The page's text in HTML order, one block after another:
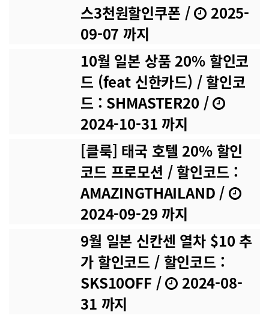
받을 수 있으며, 다음과 같이 2개를 추가로
받을 수 있습니다. (30일마다 1개의 쿠폰코
드 지급) 예약 확정 후 자동으로 계정에 쿠폰
팩이 지급됩니다. (이메일로 예약확정 메일
전송) 최소 구매 금액 : 쿠폰 코드당 JPY 10,
000 유효기간 : 14일 후 만료. 앱에서만 사용
가능. 일본 여행 올인원 쿠폰팩 프로모션 페
이지로 이동하시면, 할인 상세정보를 확인하
실 수 있습니다.
기간 : 60일 후 만료. 앱에서만 사용 가능. TH
B 150 할인 (1개) 태국 유심 & 와이파이 TH
B 150 할인 (앱 전용) 예약 확정 후 자동으로
계정에 쿠폰팩이 지급됩니다. (이메일로 예
약확정 메일 전송) 유효기간 : 60일 후 만료.
앱에서만 사용 가능. 8% 할인 (1개) 태국 렌
터카 8% 할인 (앱 전용) 예약 확정 후 자동으
로 계정에 쿠폰팩이 지급됩니다. (이메일로
예약확정 메일 전송) 최대 할인 금액 : THB 5
00 유효기간 : 60일 후 만료. 앱에서만 사용
가능. THB 100 할인 (1개) 태국 프라이빗 공
항 이동 서비스 THB 100 할인 (앱 전용) 예
약 확정 후 자동으로 계정에 쿠폰팩이 지급
됩니다. (이메일로 예약확정 메일 전송) 최대
할인 금액 : THB 100 유효기간 : 60일 후 만
료. 앱에서만 사용 가능. 5% 할인 (2개) 태국
숙소 5% 할인 (앱 전용) 예약 확정 후 자동으
로 계정에 쿠폰팩이 지급됩니다. (이메일로
예약확정 메일 전송) 최대 할인 금액 : THB 5
00 유효기간 : 60일 후 만료. 앱에서만 사용
가능. THB 50 할인 (2개) 태국 숙소 5% 할
인 (앱 전용) 쿠폰팩 구입 후 1개을 코드를 받
을 수 있으며, 다음과 같이 1개를 추가로 받
스3천원할인쿠폰 /
2025-
09-07 까지
10월 일본 상품 20% 할인코
드 (feat 신한카드) / 할인코
드 : SHMASTER20 /
2024-10-31 까지
[클룩] 태국 호텔 20% 할인
코드 프로모션 / 할인코드 :
AMAZINGTHAILAND /
2024-09-29 까지
9월 일본 신칸센 열차 $10 추
가 할인코드 / 할인코드 :
SKS10OFF /
2024-08-
31 까지